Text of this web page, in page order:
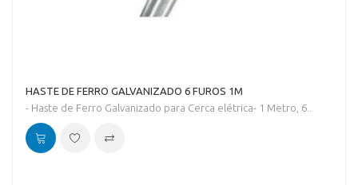
HASTE DE FERRO GALVANIZADO 6 FUROS 1M
- Haste de Ferro Galvanizado para Cerca elétrica- 1 Metro, 6..